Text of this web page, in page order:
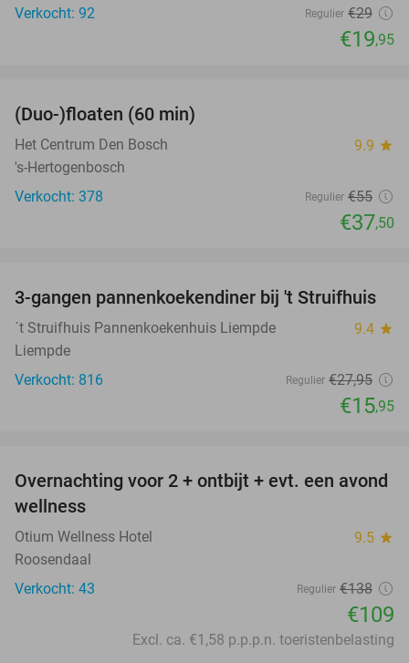
Verkocht: 92
Regulier €29
€19,95
(Duo-)floaten (60 min)
Het Centrum Den Bosch 9.9 star
's-Hertogenbosch
Verkocht: 378
Regulier €55
€37,50
43%
3-gangen pannenkoekendiner bij 't Struifhuis
´t Struifhuis Pannenkoekenhuis Liempde 9.4 star
Liempde
Verkocht: 816
Regulier €27,95
€15,95
21%
Overnachting voor 2 + ontbijt + evt. een avond
wellness
Otium Wellness Hotel 9.5 star
Roosendaal
Verkocht: 43
Regulier €138
€109
Excl. ca. €1,58 p.p.p.n. toeristenbelasting